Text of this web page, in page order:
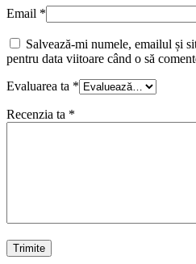
Email *
Salvează-mi numele, emailul și
pentru data viitoare când o să
Evaluarea ta *
Recenzia ta *